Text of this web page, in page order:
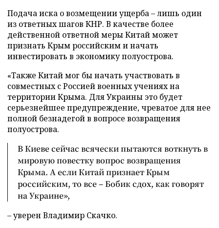
Подача иска о возмещении ущерба – лишь один
из ответных шагов КНР. В качестве более
действенной ответной меры Китай может
признать Крым российским и начать
инвестировать в экономику полуострова.
«Также Китай мог бы начать участвовать в
совместных с Россией военных учениях на
территории Крыма. Для Украины это будет
серьезнейшее предупреждение, чреватое для нее
полной безнадегой в вопросе возвращения
полуострова.
В Киеве сейчас всячески пытаются воткнуть в
мировую повестку вопрос возвращения
Крыма. А если Китай признает Крым
российским, то все – Бобик сдох, как говорят
на Украине»,
– уверен Владимир Скачко.